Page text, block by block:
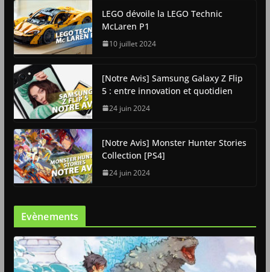
LEGO dévoile la LEGO Technic
McLaren P1
10 juillet 2024
[Notre Avis] Samsung Galaxy Z Flip
5 : entre innovation et quotidien
24 juin 2024
[Notre Avis] Monster Hunter Stories
Collection [PS4]
24 juin 2024
Evènements